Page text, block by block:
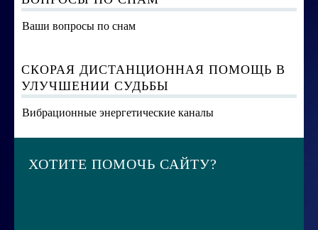
Ваши вопросы по снам
СКОРАЯ ДИСТАНЦИОННАЯ ПОМОЩЬ В
УЛУЧШЕНИИ СУДЬБЫ
Вибрационные энергетические каналы
ХОТИТЕ ПОМОЧЬ САЙТУ?